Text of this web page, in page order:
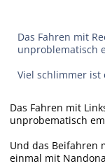
Das Fahren mit
unproblematisch
Viel schlimmer ist
Das Fahren mit
unprobematisch
Und das Beifahren
einmal mit